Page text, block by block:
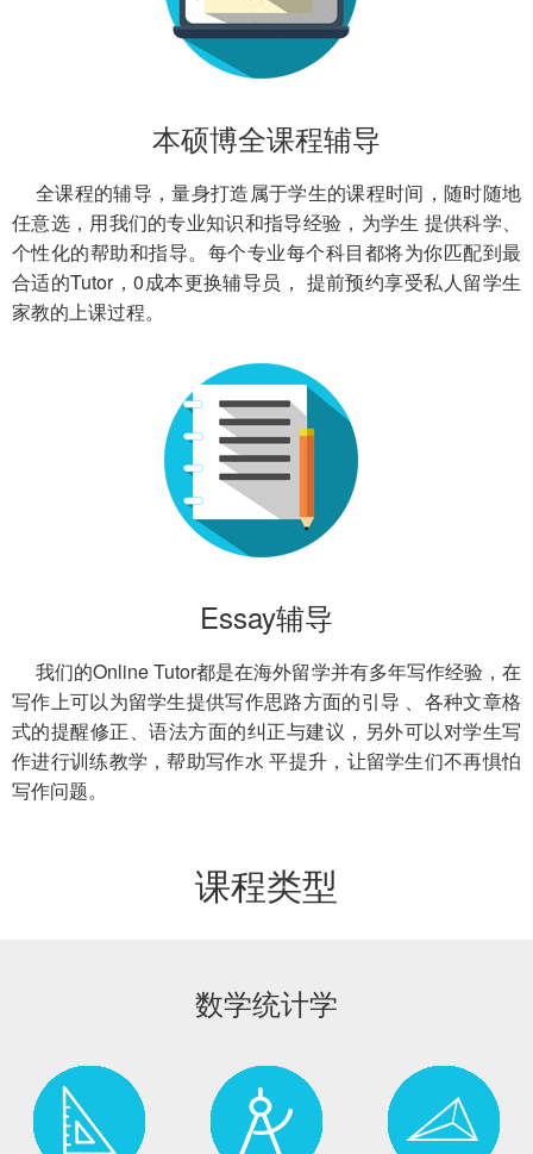
本硕博全课程辅导
全课程的辅导，量身打造属于学生的课程时间，随时随地
任意选，用我们的专业知识和指导经验，为学生 提供科学、
个性化的帮助和指导。每个专业每个科目都将为你匹配到最
合适的Tutor，0成本更换辅导员， 提前预约享受私人留学生
家教的上课过程。
Essay辅导
我们的Online Tutor都是在海外留学并有多年写作经验，在
写作上可以为留学生提供写作思路方面的引导 、各种文章格
式的提醒修正、语法方面的纠正与建议，另外可以对学生写
作进行训练教学，帮助写作水 平提升，让留学生们不再惧怕
写作问题。
课程类型
数学统计学